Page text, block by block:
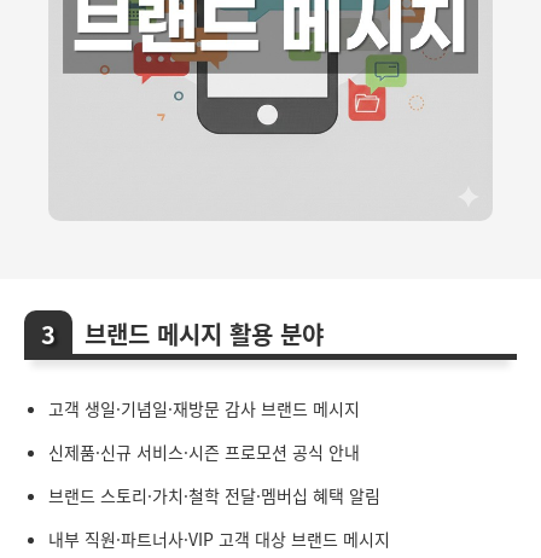
브랜드 메시지 활용 분야
고객 생일·기념일·재방문 감사 브랜드 메시지
신제품·신규 서비스·시즌 프로모션 공식 안내
브랜드 스토리·가치·철학 전달·멤버십 혜택 알림
내부 직원·파트너사·VIP 고객 대상 브랜드 메시지